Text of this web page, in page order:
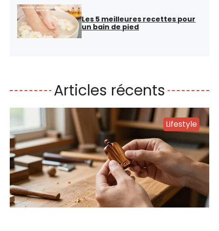
Les 5 meilleures recettes pour
un bain de pied
Articles récents
Lifestyle